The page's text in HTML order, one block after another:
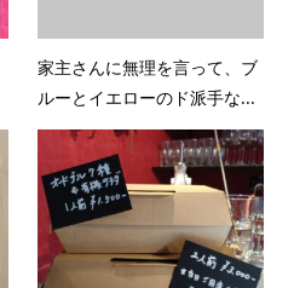
家主さんに無理を言って、ブ
ルーとイエローのド派手な...